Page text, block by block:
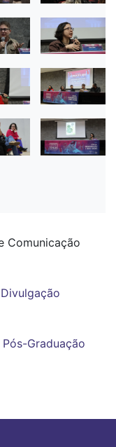
Comunicação
Divulgação
Graduação